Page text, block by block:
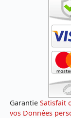
Garantie Satisfait
vos Données